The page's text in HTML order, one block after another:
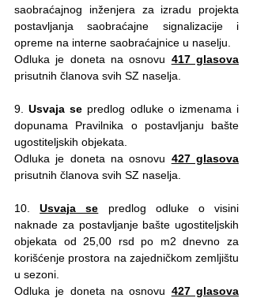
saobraćajnog inženjera za izradu projekta
postavljanja saobraćajne signalizacije i
opreme na interne saobraćajnice u naselju.
Odluka je doneta na osnovu 417 glasova
prisutnih članova svih SZ naselja.
9. Usvaja se predlog odluke o izmenama i
dopunama Pravilnika o postavljanju bašte
ugostiteljskih objekata.
Odluka je doneta na osnovu 427 glasova
prisutnih članova svih SZ naselja.
10. Usvaja se predlog odluke o visini
naknade za postavljanje bašte ugostiteljskih
objekata od 25,00 rsd po m2 dnevno za
korišćenje prostora na zajedničkom zemljištu
u sezoni.
Odluka je doneta na osnovu 427 glasova